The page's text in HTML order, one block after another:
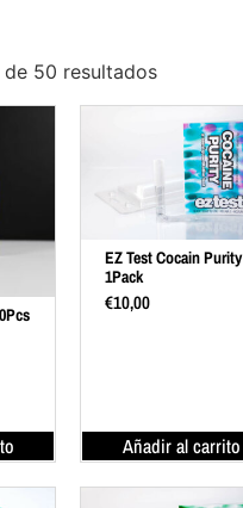
50 resultados
EZ Test Cocain Purity
1Pack
€10,00
Añadir al carrito